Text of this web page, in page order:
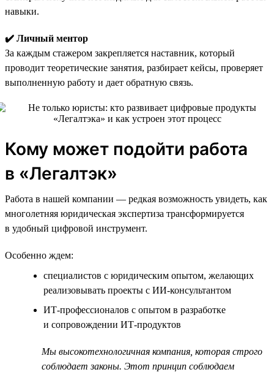
навыки.
✔️ Личный ментор
За каждым стажером закрепляется наставник, который
проводит теоретические занятия, разбирает кейсы, проверяет
выполненную работу и дает обратную связь.
Кому может подойти работа
в «Легалтэк»
Работа в нашей компании — редкая возможность увидеть, как
многолетняя юридическая экспертиза трансформируется
в удобный цифровой инструмент.
Особенно ждем:
специалистов с юридическим опытом, желающих
реализовывать проекты с ИИ-консультантом
ИТ-профессионалов с опытом в разработке
и сопровождении ИТ-продуктов
Мы высокотехнологичная компания, которая строго
соблюдает законы. Этот принцип соблюдаем